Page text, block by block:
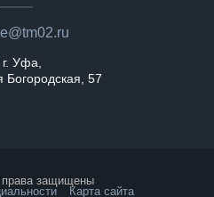
г. Уфа,
Богородская, 57
защищены
Карта сайта